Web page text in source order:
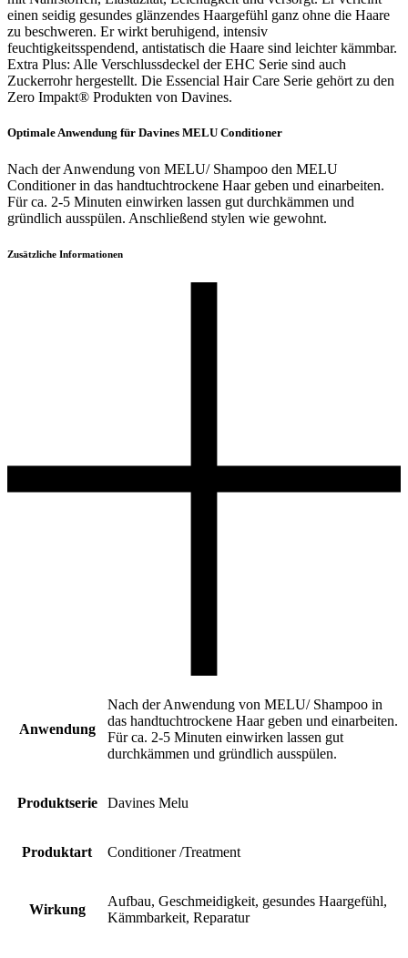
einen seidig gesundes glänzendes Haargefühl ganz ohne die Haare
zu beschweren. Er wirkt beruhigend, intensiv
feuchtigkeitsspendend, antistatisch die Haare sind leichter kämmbar.
Extra Plus: Alle Verschlussdeckel der EHC Serie sind auch
Zuckerrohr hergestellt. Die Essencial Hair Care Serie gehört zu den
Zero Impakt® Produkten von Davines.
Optimale Anwendung für Davines MELU Conditioner
Nach der Anwendung von MELU/ Shampoo den MELU
Conditioner in das handtuchtrockene Haar geben und einarbeiten.
Für ca. 2-5 Minuten einwirken lassen gut durchkämmen und
gründlich ausspülen. Anschließend stylen wie gewohnt.
Zusätzliche Informationen
Anwendung
Nach der Anwendung von MELU/ Shampoo in
das handtuchtrockene Haar geben und einarbeiten.
Für ca. 2-5 Minuten einwirken lassen gut
durchkämmen und gründlich ausspülen.
Produktserie Davines Melu
Produktart Conditioner /Treatment
Wirkung
Aufbau, Geschmeidigkeit, gesundes Haargefühl,
Kämmbarkeit, Reparatur